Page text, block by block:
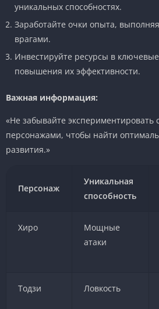
уникальных способностях.
Заработайте очки опыта,
врагами.
Инвестируйте ресурсы в
повышения их эффективности.
Важная информация:
«Не забывайте экспериментировать
персонажами, чтобы найти
развития.»
Персонаж
Уникальная
способность
Хиро
Мощные
атаки
Тодзи Ловкость